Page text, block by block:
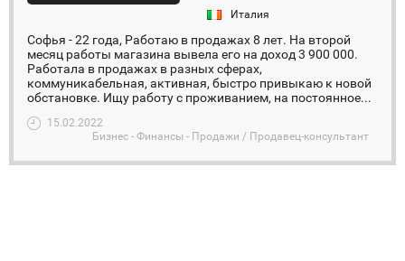
Италия
Софья - 22 года, Работаю в продажах 8 лет. На второй
месяц работы магазина вывела его на доход 3 900 000.
Работала в продажах в разных сферах,
коммуникабельная, активная, быстро привыкаю к новой
обстановке. Ищу работу с проживанием, на постоянное...
15.02.2022
Бизнес - Финансы - Продажи / Продавец-консультант